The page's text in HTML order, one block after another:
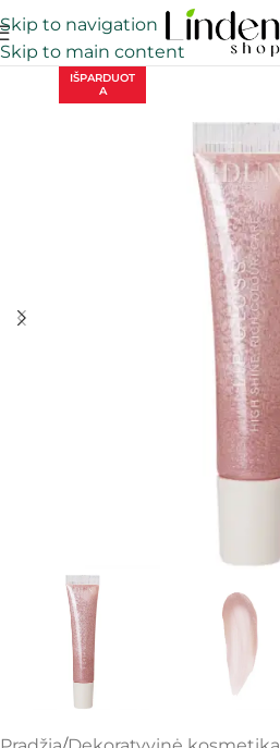
Skip to navigation
Skip to main content
IŠPARDUOT
A